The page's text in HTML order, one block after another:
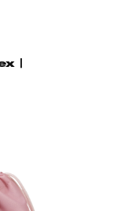
|